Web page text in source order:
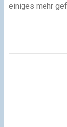
einiges mehr